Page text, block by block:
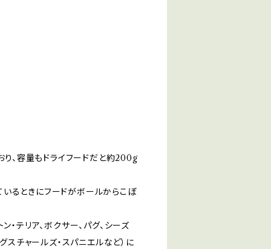
り、容量もドライフードだと約200g
るときにフードがボールからこぼ
・テリア、ボクサー、パグ、シーズ
グスチャールズ・スパニエルなど）に